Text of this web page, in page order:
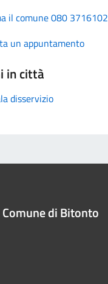
il comune 080 3716102
un appuntamento
in città
disservizio
Comune di Bitonto